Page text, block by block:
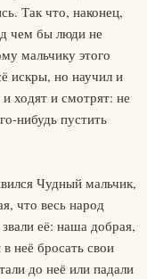
Так что, наконец,
чем бы люди не
мальчику этого
искры, но научил и
ходят и смотрят: не
нибудь пустить
Чудный мальчик,
что весь народ
её: наша добрая,
неё бросать свои
до неё или падали